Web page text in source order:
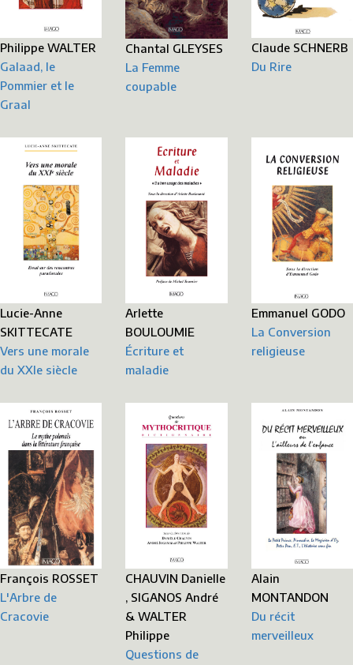
Philippe WALTER
Galaad, le
Pommier et le
Graal
Chantal GLEYSES
La Femme
coupable
Claude SCHNERB
Du Rire
Lucie-Anne
SKITTECATE
Vers une morale
du XXIe siècle
Arlette
BOULOUMIE
Écriture et
maladie
Emmanuel GODO
La Conversion
religieuse
François ROSSET
L'Arbre de
Cracovie
CHAUVIN Danielle
, SIGANOS André
& WALTER
Philippe
Questions de
Alain
MONTANDON
Du récit
merveilleux